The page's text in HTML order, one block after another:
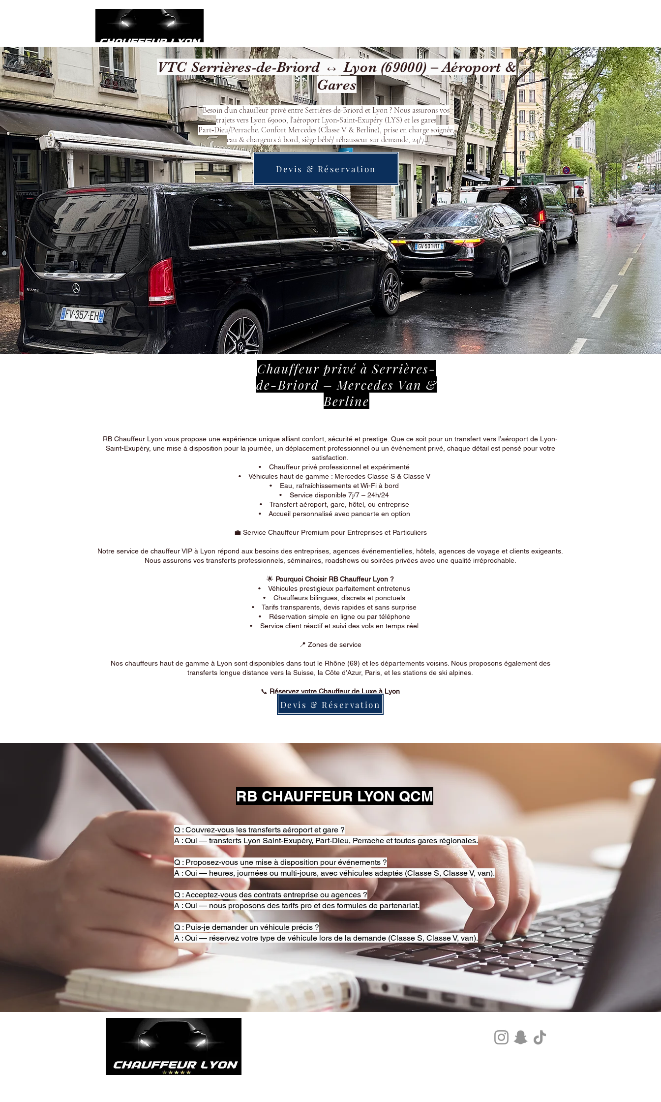
VTC Serrières-de-Briord ↔ Lyon (69000) – Aéroport &
Gares
Besoin d’un chauffeur privé entre Serrières-de-Briord et Lyon ? Nous assurons vos
trajets vers Lyon 69000, l’aéroport Lyon‑Saint‑Exupéry (LYS) et les gares
Part‑Dieu/Perrache. Confort Mercedes (Classe V & Berline), prise en charge soignée,
eau & chargeurs à bord, siège bébé/ réhausseur sur demande, 24/7.
Devis & Réservation
Chauffeur privé à Serrières-
de-Briord – Mercedes Van &
Berline
RB Chauffeur Lyon vous propose une expérience unique alliant confort, sécurité et prestige. Que ce soit pour un transfert vers l’aéroport de Lyon-
Saint-Exupéry, une mise à disposition pour la journée, un déplacement professionnel ou un événement privé, chaque détail est pensé pour votre
satisfaction.
• Chauffeur privé professionnel et expérimenté
• Véhicules haut de gamme : Mercedes Classe S & Classe V
• Eau, rafraîchissements et Wi-Fi à bord
• Service disponible 7j/7 – 24h/24
• Transfert aéroport, gare, hôtel, ou entreprise
• Accueil personnalisé avec pancarte en option
💼 Service Chauffeur Premium pour Entreprises et Particuliers
Notre service de chauffeur VIP à Lyon répond aux besoins des entreprises, agences événementielles, hôtels, agences de voyage et clients exigeants.
Nous assurons vos transferts professionnels, séminaires, roadshows ou soirées privées avec une qualité irréprochable.
🌟 Pourquoi Choisir RB Chauffeur Lyon ?
• Véhicules prestigieux parfaitement entretenus
• Chauffeurs bilingues, discrets et ponctuels
• Tarifs transparents, devis rapides et sans surprise
• Réservation simple en ligne ou par téléphone
• Service client réactif et suivi des vols en temps réel
📍 Zones de service
Nos chauffeurs haut de gamme à Lyon sont disponibles dans tout le Rhône (69) et les départements voisins. Nous proposons également des
transferts longue distance vers la Suisse, la Côte d’Azur, Paris, et les stations de ski alpines.
📞 Réservez votre Chauffeur de Luxe à Lyon
Devis & Réservation
RB CHAUFFEUR LYON QCM
Q : Couvrez-vous les transferts aéroport et gare ?
A : Oui — transferts Lyon Saint-Exupéry, Part-Dieu, Perrache et toutes gares régionales.
Q : Proposez-vous une mise à disposition pour événements ?
A : Oui — heures, journées ou multi-jours, avec véhicules adaptés (Classe S, Classe V, van).
Q : Acceptez-vous des contrats entreprise ou agences ?
A : Oui — nous proposons des tarifs pro et des formules de partenariat.
Q : Puis-je demander un véhicule précis ?
A : Oui — réservez votre type de véhicule lors de la demande (Classe S, Classe V, van).